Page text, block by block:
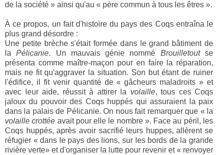
de la société » ainsi qu'au « père commun à tous les êtres ».
À ce propos, un fait d'histoire du pays des Coqs entraîna le
plus grand désordre :
Une petite brèche s'était formée dans le grand bâtiment de
laPélicanie. Un mauvais génie nommé Brouilletoutse
présenta comme maître-maçon pour en faire la réparation,
mais ne fit qu'aggraver la situation. Son but étant de ruiner
l'édifice, il fit venir quantité de « gâcheurs maladroits » et
avec leur aide, réussit à attirer la volaille, tous ces Coqs
jaloux du pouvoir des Coqs huppés qui assuraient la paix
dans la palais de Pélicanie. On nous fait remarquer que « la
volaille crottée avait pour elle le nombre ». Face au péril, les
Coqs huppés, après avoir sacrifié leurs huppes, allèrent se
réfugier « dans le pays des lions, sur les bords de la grande
rivière verte» et d'organiser la lutte pour revenir et « renvoyer